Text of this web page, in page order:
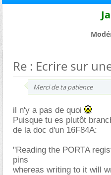
Re : Ecrire sur
Merci de ta patience
il n'y a pas de quoi
Puisque tu es plutôt
de la doc d'un 16F84A:
"Reading the PORTA
pins
whereas writing to it will